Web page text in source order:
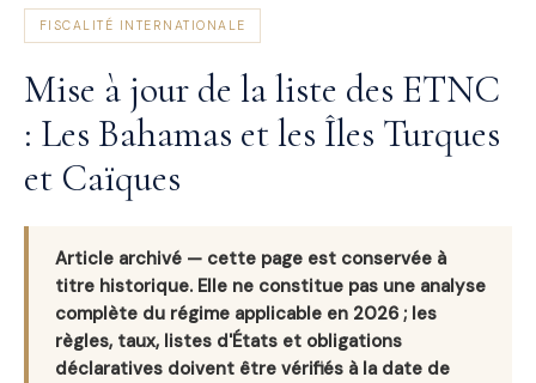
FISCALITÉ INTERNATIONALE
Mise à jour de la liste des ETNC
: Les Bahamas et les Îles Turques
et Caïques
Article archivé — cette page est conservée à
titre historique. Elle ne constitue pas une analyse
complète du régime applicable en 2026 ; les
règles, taux, listes d'États et obligations
déclaratives doivent être vérifiés à la date de